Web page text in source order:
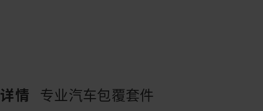
详情 专业汽车包覆套件